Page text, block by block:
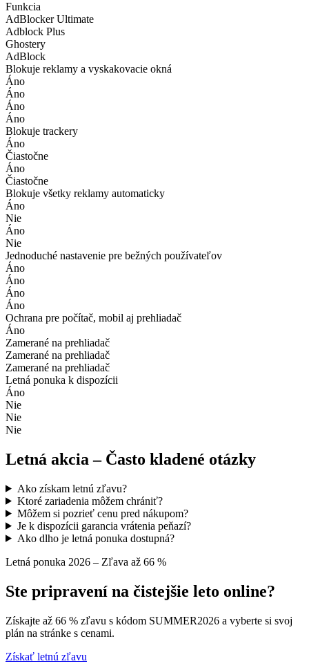
Funkcia
AdBlocker Ultimate
Adblock Plus
Ghostery
AdBlock
Blokuje reklamy a vyskakovacie okná
Áno
Áno
Áno
Áno
Blokuje trackery
Áno
Čiastočne
Áno
Čiastočne
Blokuje všetky reklamy automaticky
Áno
Nie
Áno
Nie
Jednoduché nastavenie pre bežných používateľov
Áno
Áno
Áno
Áno
Ochrana pre počítač, mobil aj prehliadač
Áno
Zamerané na prehliadač
Zamerané na prehliadač
Zamerané na prehliadač
Letná ponuka k dispozícii
Áno
Nie
Nie
Nie
Letná akcia – Často kladené otázky
Ako získam letnú zľavu?
Ktoré zariadenia môžem chrániť?
Môžem si pozrieť cenu pred nákupom?
Je k dispozícii garancia vrátenia peňazí?
Ako dlho je letná ponuka dostupná?
Letná ponuka 2026 – Zľava až 66 %
Ste pripravení na čistejšie leto online?
Získajte až 66 % zľavu s kódom SUMMER2026 a vyberte si svoj
plán na stránke s cenami.
Získať letnú zľavu